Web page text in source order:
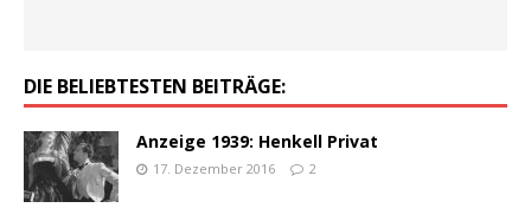
DIE BELIEBTESTEN BEITRÄGE:
Anzeige 1939: Henkell Privat
17. Dezember 2016 2